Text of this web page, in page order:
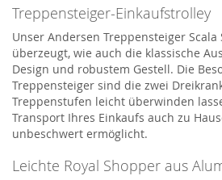
Treppensteiger-Einkaufstrolley
Unser Andersen Treppensteiger
überzeugt, wie auch die klassische
Design und robustem Gestell. Die
Treppensteiger sind die zwei
Treppenstufen leicht überwinden
Transport Ihres Einkaufs auch zu
unbeschwert ermöglicht.
Leichte Royal Shopper aus